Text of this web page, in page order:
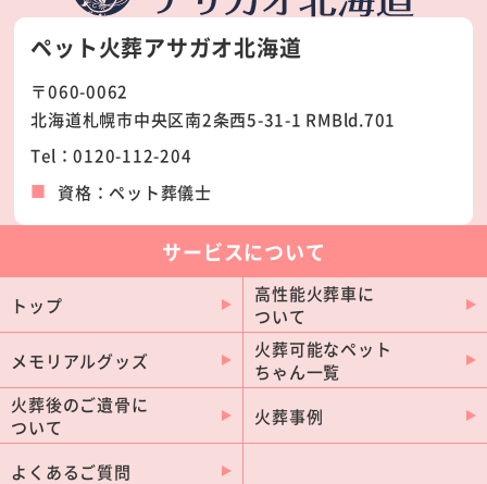
札幌市中央区
札幌市豊平区
札幌市西区
札幌市白石区
札幌市南区
札幌市厚別区
札幌市清田区
石狩市
北広島市
ペット火葬アサガオ北海道
〒060-0062
北海道札幌市中央区南2条西5-31-1 RMBld.701
Tel：0120-112-204
資格：ペット葬儀士
サービスについて
トップ
高性能火葬車に
ついて
メモリアルグッズ
火葬可能なペット
ちゃん一覧
火葬後のご遺骨に
ついて
火葬事例
よくあるご質問